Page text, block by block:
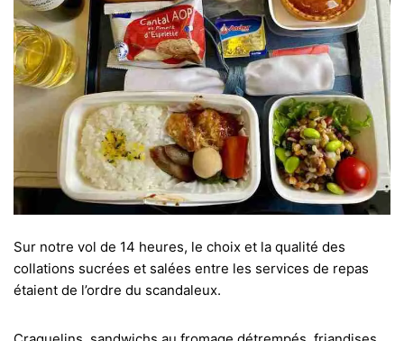
Sur notre vol de 14 heures, le choix et la qualité des
collations sucrées et salées entre les services de repas
étaient de l’ordre du scandaleux.